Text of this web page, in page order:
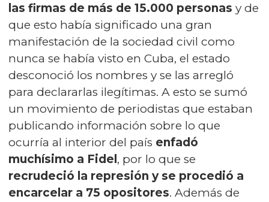
las firmas de más de 15.000 personas y de
que esto había significado una gran
manifestación de la sociedad civil como
nunca se había visto en Cuba, el estado
desconoció los nombres y se las arregló
para declararlas ilegítimas. A esto se sumó
un movimiento de periodistas que estaban
publicando información sobre lo que
ocurría al interior del país enfadó
muchísimo a Fidel, por lo que se
recrudeció la represión y se procedió a
encarcelar a 75 opositores. Además de